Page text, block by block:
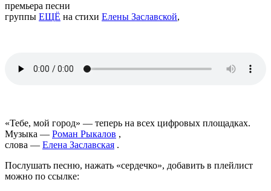
—
премьера
на
премьера песни
группы ЕЩЁ на стихи Елены Заславской,
«Тебе, мой город» — теперь на всех цифровых площадках.
Музыка — Роман Рыкалов ,
слова — Елена Заславская .
Послушать песню, нажать «сердечко», добавить в плейлист
можно по ссылке: